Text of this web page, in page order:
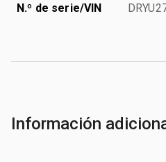
N.º de serie/VIN
Información